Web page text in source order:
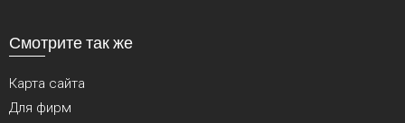
Смотрите так же
Карта сайта
Для фирм